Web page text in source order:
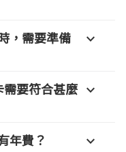
，需要準備
expand_more
要符合甚麼 expand_more
年費？ expand_more